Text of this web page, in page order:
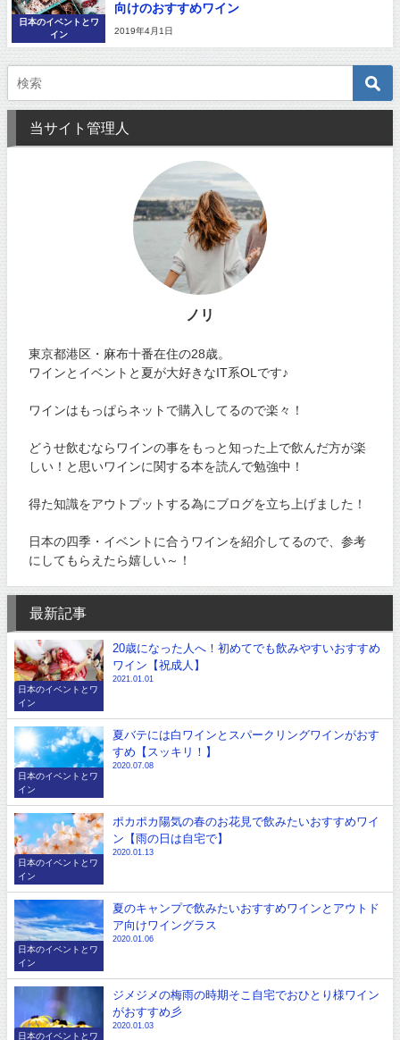
日本のイベントとワ
イン
向けのおすすめワイン
2019年4月1日
当サイト管理人
ノリ
東京都港区・麻布十番在住の28歳。
ワインとイベントと夏が大好きなIT系OLです♪
ワインはもっぱらネットで購入してるので楽々！
どうせ飲むならワインの事をもっと知った上で飲んだ方が楽
しい！と思いワインに関する本を読んで勉強中！
得た知識をアウトプットする為にブログを立ち上げました！
日本の四季・イベントに合うワインを紹介してるので、参考
にしてもらえたら嬉しい～！
最新記事
日本のイベントとワ
イン
20歳になった人へ！初めてでも飲みやすいおすすめ
ワイン【祝成人】
2021.01.01
日本のイベントとワ
イン
夏バテには白ワインとスパークリングワインがおす
すめ【スッキリ！】
2020.07.08
日本のイベントとワ
イン
ポカポカ陽気の春のお花見で飲みたいおすすめワイ
ン【雨の日は自宅で】
2020.01.13
日本のイベントとワ
イン
夏のキャンプで飲みたいおすすめワインとアウトド
ア向けワイングラス
2020.01.06
日本のイベントとワ
ジメジメの梅雨の時期そこ自宅でおひとり様ワイン
がおすすめ彡
2020.01.03